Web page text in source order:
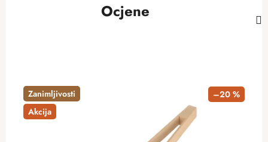
Ocjene
Zanimljivosti
Akcija
–20 %